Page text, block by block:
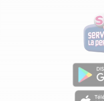
ceux qui peuvent se
extérieure leur apporte
nécessaire pour
Voir des améliorations
résultats scolaires
source
élèves. Cette